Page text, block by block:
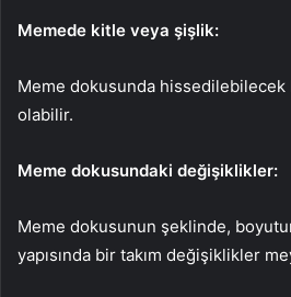
Memede kitle veya şişlik:
Meme dokusunda
olabilir.
Meme dokusundaki değişiklikler:
Meme dokusunun şeklinde,
yapısında bir takım değişiklikler